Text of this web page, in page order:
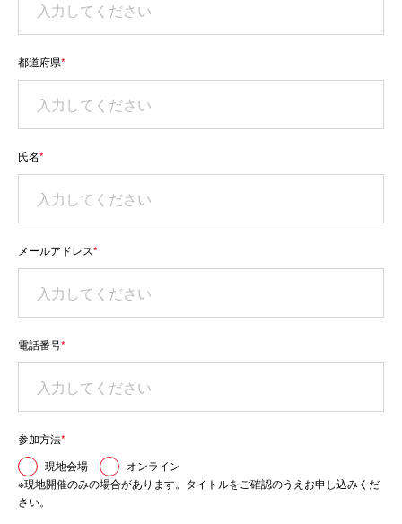
都道府県*
氏名*
メールアドレス*
電話番号*
参加方法*
現地会場
オンライン
※現地開催のみの場合があります。タイトルをご確認のうえお申し込みくだ
さい。